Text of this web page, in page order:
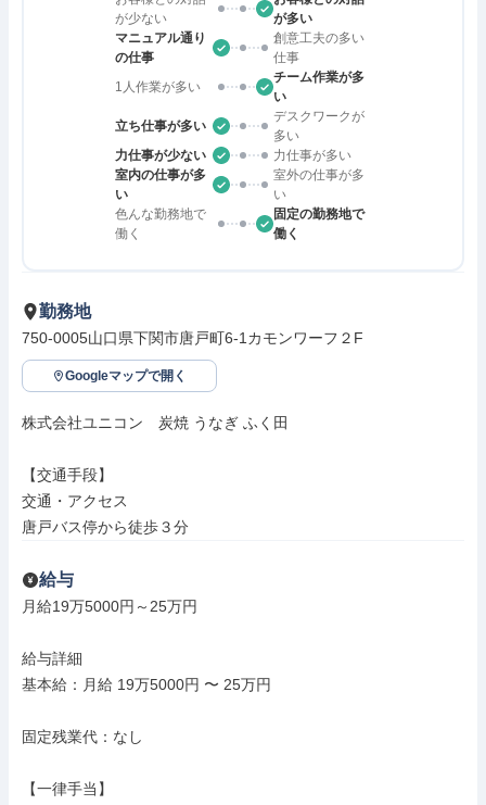
が少ない
が多い
マニュアル通り
の仕事
創意工夫の多い
仕事
1人作業が多い
チーム作業が多
い
立ち仕事が多い
デスクワークが
多い
力仕事が少ない
力仕事が多い
室内の仕事が多
い
室外の仕事が多
い
色んな勤務地で
働く
固定の勤務地で
働く
勤務地
750-0005山口県下関市唐戸町6-1カモンワーフ２F
Googleマップで開く
株式会社ユニコン　炭焼 うなぎ ふく田
【交通手段】
交通・アクセス
唐戸バス停から徒歩３分
給与
月給19万5000円～25万円
給与詳細
基本給：月給 19万5000円 〜 25万円
固定残業代：なし
【一律手当】